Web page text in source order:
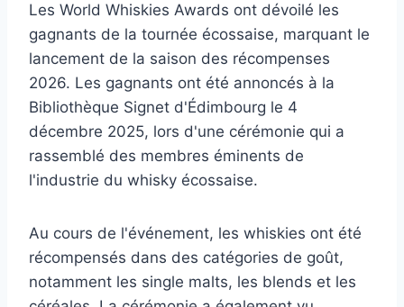
Les World Whiskies Awards ont dévoilé les
gagnants de la tournée écossaise, marquant le
lancement de la saison des récompenses
2026. Les gagnants ont été annoncés à la
Bibliothèque Signet d'Édimbourg le 4
décembre 2025, lors d'une cérémonie qui a
rassemblé des membres éminents de
l'industrie du whisky écossaise.
Au cours de l'événement, les whiskies ont été
récompensés dans des catégories de goût,
notamment les single malts, les blends et les